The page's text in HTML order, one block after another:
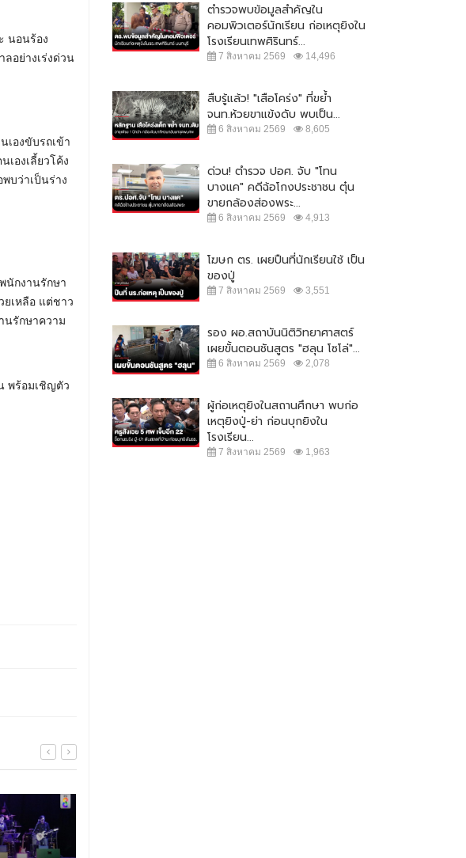
นอนร้อง
อย่างเร่งด่วน
เองขับรถเข้า
องเลี้ยวโค้ง
บว่าเป็นร่าง
นักงานรักษา
เหลือ แต่ชาว
นรักษาความ
พร้อมเชิญตัว
ตำรวจพบข้อมูลสำคัญใน
คอมพิวเตอร์นักเรียน ก่อเหตุยิงใน
โรงเรียนเทพศิรินทร์...
7 สิงหาคม 2569 14,496
สืบรู้แล้ว! "เสือโคร่ง" ที่ขย้ำ
จนท.ห้วยขาแข้งดับ พบเป็น...
6 สิงหาคม 2569 8,605
ด่วน! ตำรวจ ปอศ. จับ "โทน
บางแค" คดีฉ้อโกงประชาชน ตุ๋น
ขายกล้องส่องพระ...
6 สิงหาคม 2569 4,913
โฆษก ตร. เผยปืนที่นักเรียนใช้ เป็น
ของปู่
7 สิงหาคม 2569 3,551
รอง ผอ.สถาบันนิติวิทยาศาสตร์
เผยขั้นตอนชันสูตร "ฮลุน โซโล่"...
6 สิงหาคม 2569 2,078
ผู้ก่อเหตุยิงในสถานศึกษา พบก่อ
เหตุยิงปู่-ย่า ก่อนบุกยิงใน
โรงเรียน...
7 สิงหาคม 2569 1,963